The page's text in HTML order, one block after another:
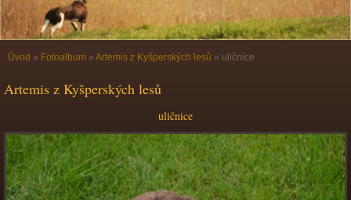
Úvod » Fotoalbum » Artemis z Kyšperských lesů » uličnice
Artemis z Kyšperských lesů
uličnice